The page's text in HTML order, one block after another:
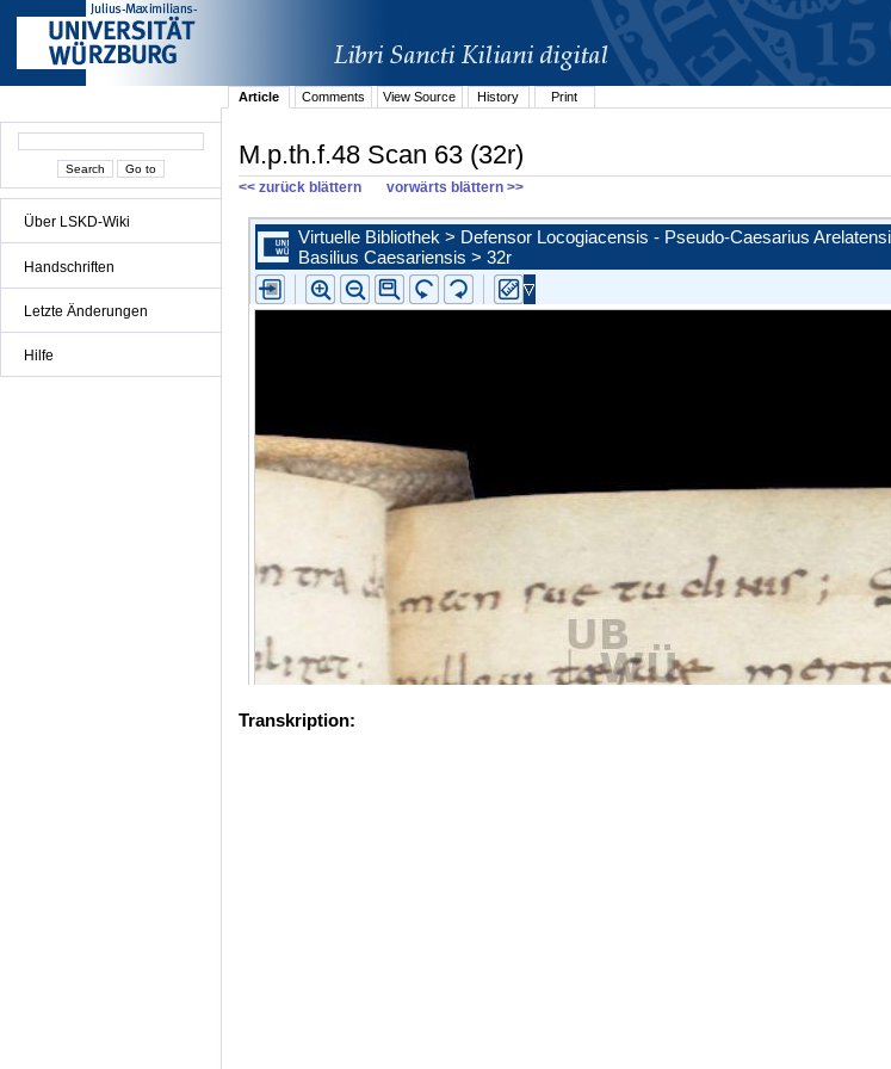
Über LSKD-Wiki
Handschriften
Letzte Änderungen
Hilfe
Article
Comments View Source History Print
M.p.th.f.48 Scan 63 (32r)
<< zurück blättern vorwärts blättern >>
Transkription: